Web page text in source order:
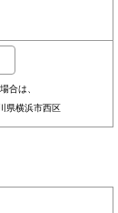
合は、
県横浜市西区